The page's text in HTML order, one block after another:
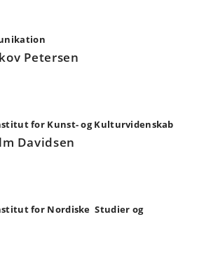
Petersen
for Kunst- og Kulturvidenskab
Davidsen
for Nordiske Studier og